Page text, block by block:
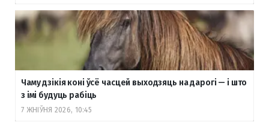
Чаму дзікія коні ўсё часцей выходзяць на дарогі — і што
з імі будуць рабіць
7 ЖНІЎНЯ 2026, 10:45